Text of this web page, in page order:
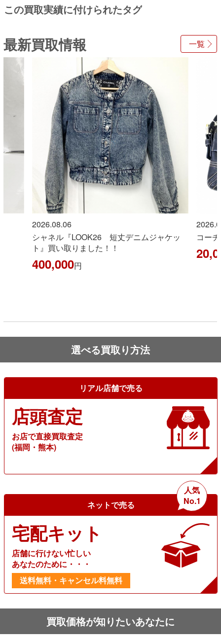
この買取実績に付けられたタグ
一覧
最新買取情報
2026.08.06
シャネル『LOOK26 短丈デニムジャケッ
ト』買い取りました！！
400,000円
コー
選べる買取り方法
リアル店舗で売る
店頭査定
お店で直接買取査定
(福岡・熊本)
ネットで売る
人気
No.1
宅配キット
店舗に行けない忙しい
あなたのために・・・
送料無料・キャンセル料無料
買取価格が知りたいあなたに